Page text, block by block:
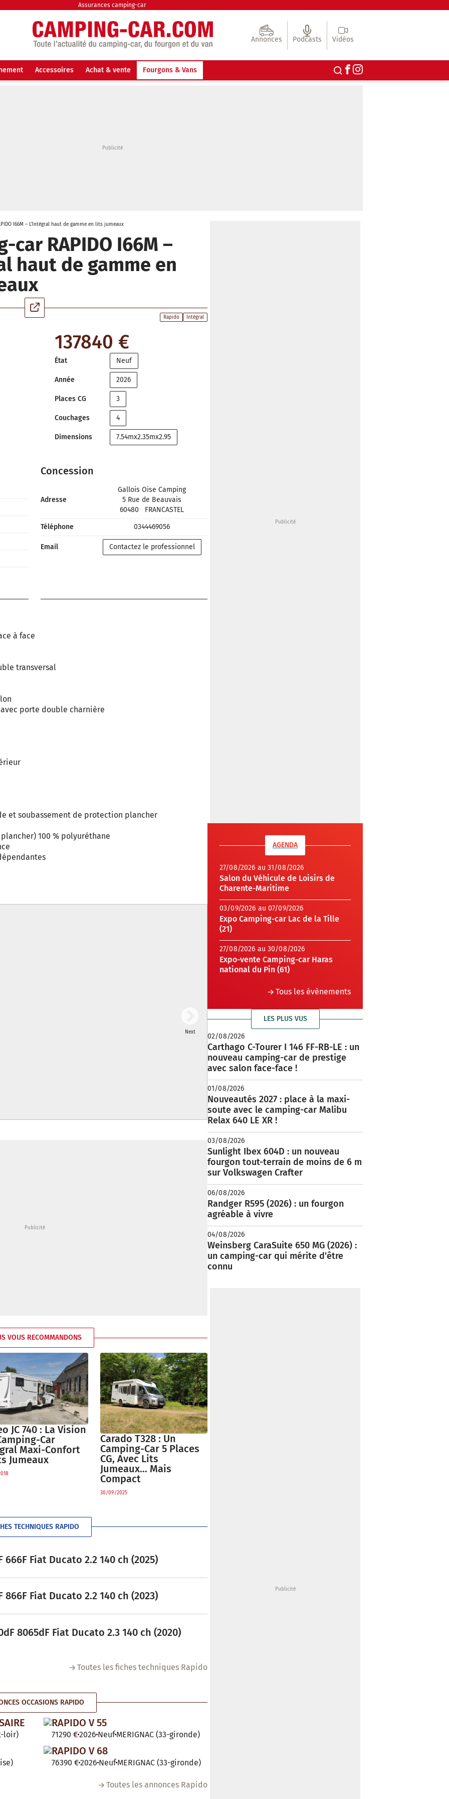
Assurances camping-car
Annonces Podcasts Vidéos
Accessoires Achat & vente Fourgons & Vans
I66M – L’Intégral haut de gamme en lits jumeaux
car RAPIDO I66M –
haut de gamme en
Rapido Intégral
137840 €
État Neuf
Année 2026
Places CG 3
Couchages 4
Dimensions 7.54mx2.35mx2.95
Concession
Adresse
Gallois Oise Camping
5 Rue de Beauvais
60480
FRANCASTEL
Téléphone
0344469056
Email Contactez le professionnel
à face
transversal
porte double charnière
et soubassement de protection plancher
100 % polyuréthane
Next
VOUS RECOMMANDONS
JC 740 : La Vision
Car
Maxi-Confort
Jumeaux
Carado T328 : Un
Camping-Car 5 Places
CG, Avec Lits
Jumeaux… Mais
Compact
30/09/2025
TECHNIQUES RAPIDO
666F Fiat Ducato 2.2 140 ch (2025)
866F Fiat Ducato 2.2 140 ch (2023)
8065dF Fiat Ducato 2.3 140 ch (2020)
Toutes les fiches techniques Rapido
OCCASIONS RAPIDO
loir)
RAPIDO V 55
71290 €2026 Neuf MERIGNAC (33-gironde)
RAPIDO V 68
76390 €2026 Neuf MERIGNAC (33-gironde)
Toutes les annonces Rapido
AGENDA
27/08/2026 au 31/08/2026
Salon du Véhicule de Loisirs de
Charente-Maritime
03/09/2026 au 07/09/2026
Expo Camping-car Lac de la Tille
(21)
27/08/2026 au 30/08/2026
Expo-vente Camping-car Haras
national du Pin (61)
Tous les évènements
LES PLUS VUS
02/08/2026
Carthago C-Tourer I 146 FF-RB-LE : un
nouveau camping-car de prestige
avec salon face-face !
01/08/2026
Nouveautés 2027 : place à la maxi-
soute avec le camping-car Malibu
Relax 640 LE XR !
03/08/2026
Sunlight Ibex 604D : un nouveau
fourgon tout-terrain de moins de 6 m
sur Volkswagen Crafter
06/08/2026
Randger R595 (2026) : un fourgon
agréable à vivre
04/08/2026
Weinsberg CaraSuite 650 MG (2026) :
un camping-car qui mérite d'être
connu